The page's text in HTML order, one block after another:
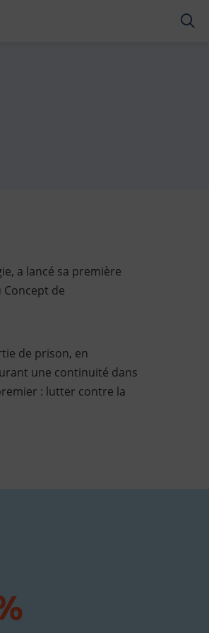
a lancé sa première
de
de prison, en
une continuité dans
: lutter contre la